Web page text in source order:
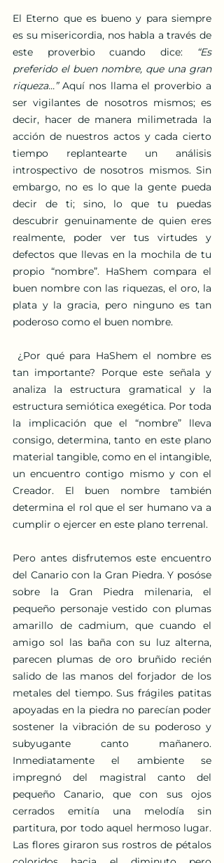
El Eterno que es bueno y para siempre
es su misericordia, nos habla a través de
este proverbio cuando dice:
“Es
preferido el buen nombre, que una gran
riqueza...” Aquí nos llama el proverbio a
ser vigilantes de nosotros mismos; es
decir, hacer de manera milimetrada la
acción de nuestros actos y cada cierto
tiempo replantearte un análisis
introspectivo de nosotros mismos. Sin
embargo, no es lo que la gente pueda
decir de ti; sino, lo que tu puedas
descubrir genuinamente de quien eres
realmente, poder ver tus virtudes y
defectos que llevas en la mochila de tu
propio “nombre”. HaShem compara el
buen nombre con las riquezas, el oro, la
plata y la gracia, pero ninguno es tan
poderoso como el buen nombre.
tan importante? Porque este señala y
analiza la estructura gramatical y la
estructura semiótica exegética. Por toda
la implicación que el “nombre” lleva
consigo, determina, tanto en este plano
material tangible, como en el intangible,
un encuentro contigo mismo y con el
Creador. El buen nombre también
determina el rol que el ser humano va a
cumplir o ejercer en este plano terrenal.
Pero antes disfrutemos este encuentro
del Canario con la Gran Piedra. Y posóse
sobre la Gran Piedra milenaria, el
pequeño personaje vestido con plumas
amarillo de cadmium, que cuando el
amigo sol las baña con su luz alterna,
parecen plumas de oro bruñido recién
salido de las manos del forjador de los
metales del tiempo. Sus frágiles patitas
apoyadas en la piedra no parecían poder
sostener la vibración de su poderoso y
subyugante canto mañanero.
Inmediatamente el ambiente se
impregnó del magistral canto del
pequeño Canario, que con sus ojos
cerrados emitía una melodía sin
partitura, por todo aquel hermoso lugar.
Las flores giraron sus rostros de pétalos